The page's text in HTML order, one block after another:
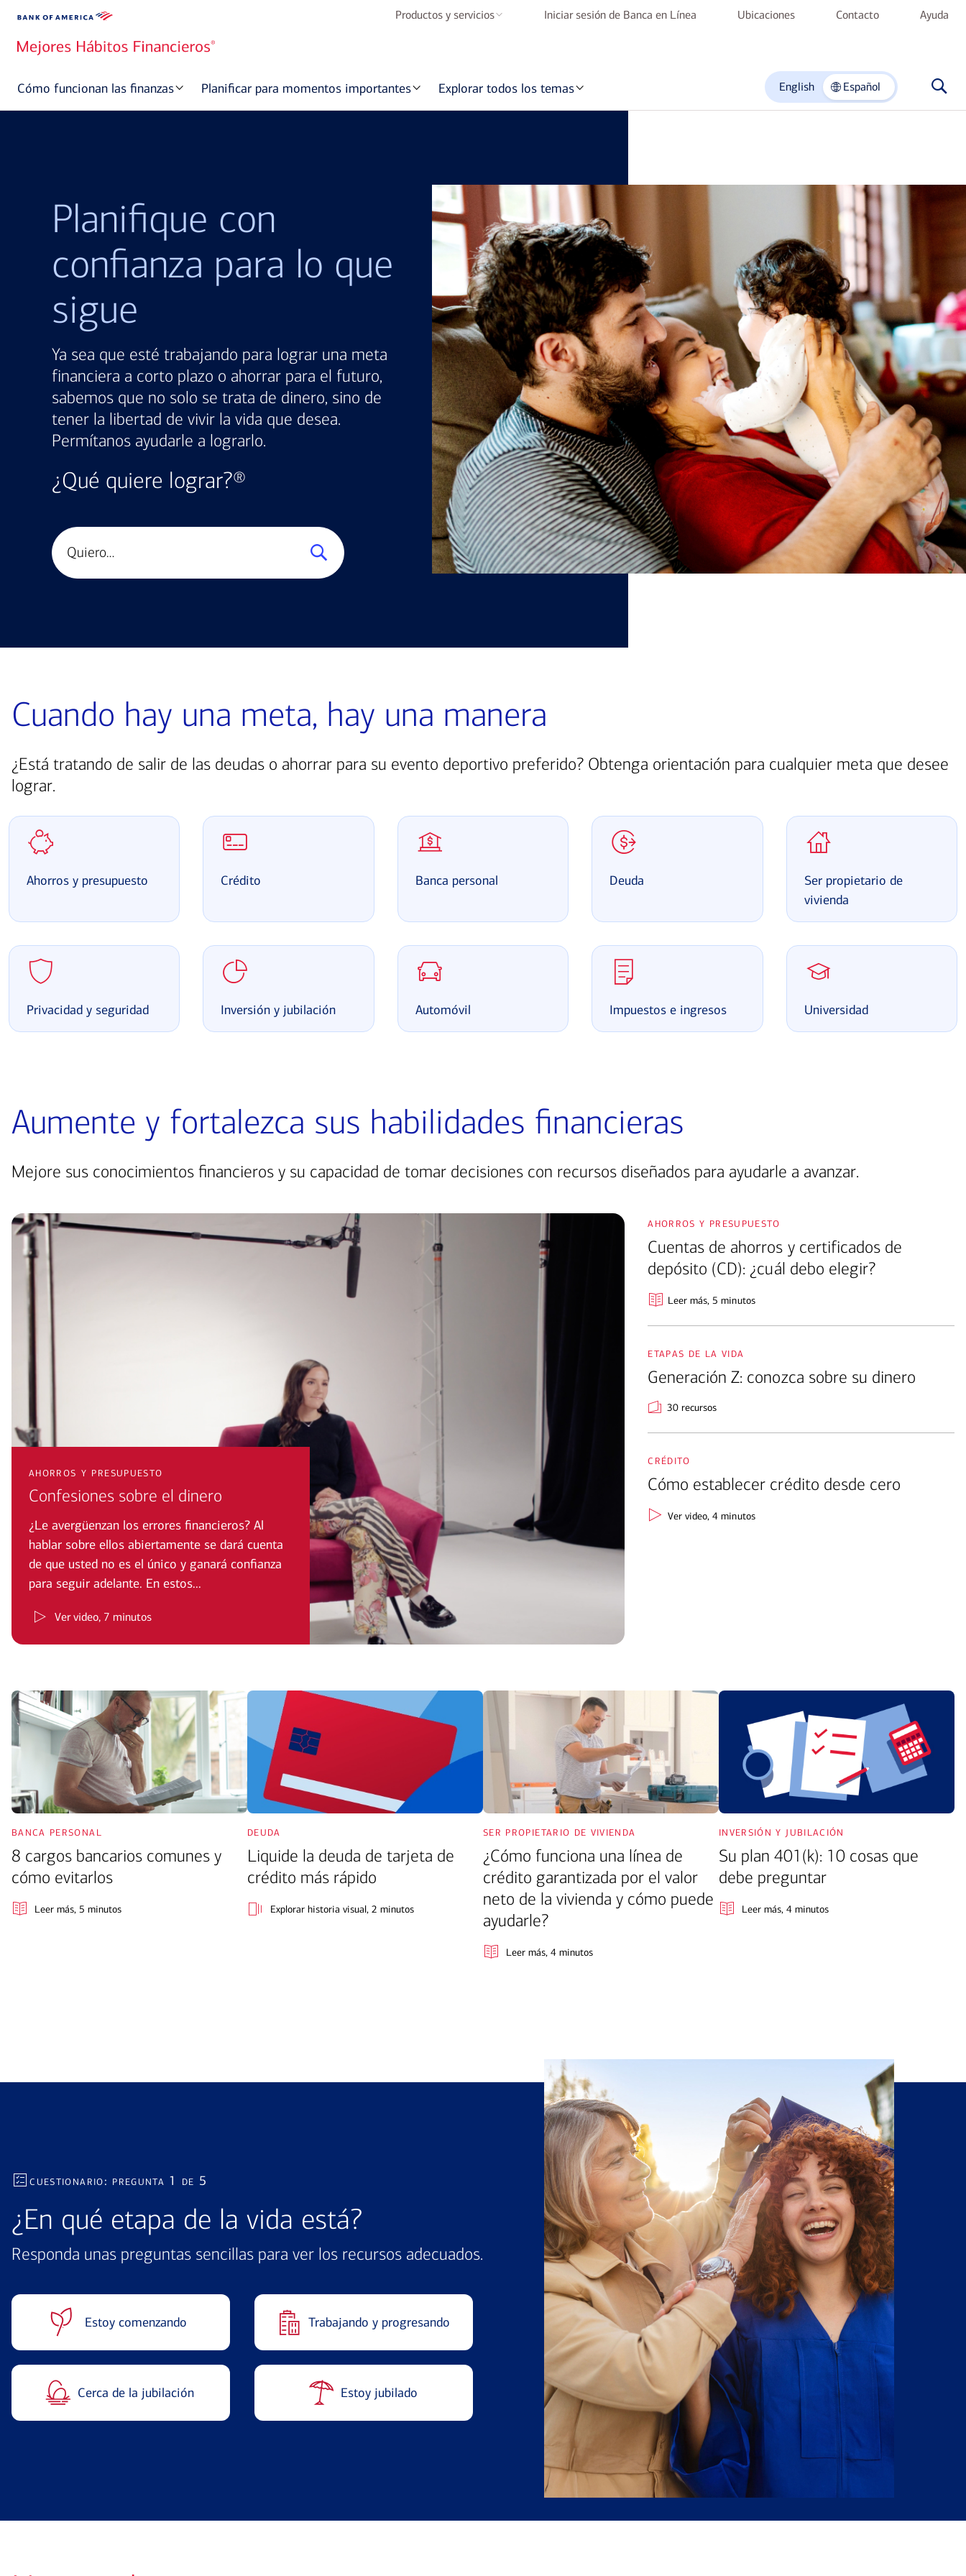
Productos y servicios
automóviles
Banca Móvil y Banca
en Línea
BofA Rewards
Programe una cita
Iniciar sesión de Banca en Línea Ubicaciones Contacto Ayuda
Cómo funcionan las finanzas Planificar para momentos importantes Explorar todos los temas English Español
Planifique con
confianza para lo que
sigue
Ya sea que esté trabajando para lograr una meta
financiera a corto plazo o ahorrar para el futuro,
sabemos que no solo se trata de dinero, sino de
tener la libertad de vivir la vida que desea.
Permítanos ayudarle a lograrlo.
¿Qué quiere lograr?®
Busque
sus
Cuando hay una meta, hay una manera
¿Está tratando de salir de las deudas o ahorrar para su evento deportivo preferido? Obtenga orientación para cualquier meta que desee
lograr.
Ahorros y presupuesto Crédito Banca personal Deuda
Ser propietario de
vivienda
Privacidad y seguridad Inversión y jubilación Automóvil Impuestos e ingresos Universidad
Aumente y fortalezca sus habilidades financieras
Mejore sus conocimientos financieros y su capacidad de tomar decisiones con recursos diseñados para ayudarle a avanzar.
ahorros y presupuesto
Confesiones sobre el dinero
¿Le avergüenzan los errores financieros? Al
hablar sobre ellos abiertamente se dará cuenta
de que usted no es el único y ganará confianza
para seguir adelante. En estos...
Ver video, 7 minutos
ahorros y presupuesto
Cuentas de ahorros y certificados de
depósito (CD): ¿cuál debo elegir?
Leer más, 5 minutos
etapas de la vida
Generación Z: conozca sobre su dinero
30 recursos
crédito
Cómo establecer crédito desde cero
Ver video, 4 minutos
banca personal
8 cargos bancarios comunes y
cómo evitarlos
Leer más, 5 minutos
deuda
Liquide la deuda de tarjeta de
crédito más rápido
Explorar historia visual, 2 minutos
ser propietario de vivienda
¿Cómo funciona una línea de
crédito garantizada por el valor
neto de la vivienda y cómo puede
ayudarle?
Leer más, 4 minutos
inversión y jubilación
Su plan 401(k): 10 cosas que
debe preguntar
Leer más, 4 minutos
cuestionario: pregunta 1 de 5
¿En qué etapa de la vida está?
Responda unas preguntas sencillas para ver los recursos adecuados.
Estoy comenzando Trabajando y progresando
Cerca de la jubilación Estoy jubilado